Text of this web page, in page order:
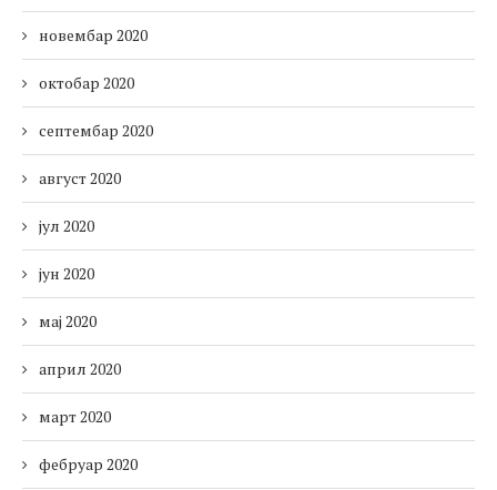
новембар 2020
октобар 2020
септембар 2020
август 2020
јул 2020
јун 2020
мај 2020
април 2020
март 2020
фебруар 2020